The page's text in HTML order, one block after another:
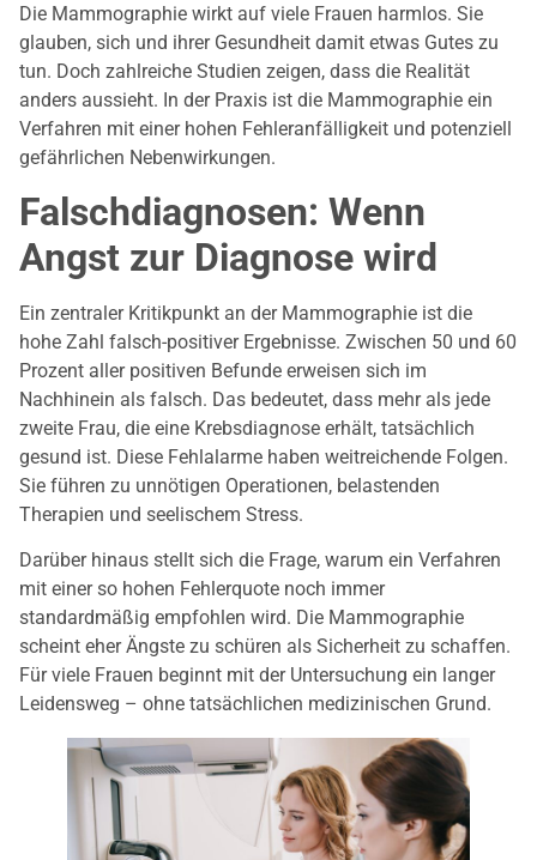
Die Mammographie wirkt auf viele Frauen harmlos. Sie
glauben, sich und ihrer Gesundheit damit etwas Gutes zu
tun. Doch zahlreiche Studien zeigen, dass die Realität
anders aussieht. In der Praxis ist die Mammographie ein
Verfahren mit einer hohen Fehleranfälligkeit und potenziell
gefährlichen Nebenwirkungen.
Falschdiagnosen: Wenn
Angst zur Diagnose wird
Ein zentraler Kritikpunkt an der Mammographie ist die
hohe Zahl falsch-positiver Ergebnisse. Zwischen 50 und 60
Prozent aller positiven Befunde erweisen sich im
Nachhinein als falsch. Das bedeutet, dass mehr als jede
zweite Frau, die eine Krebsdiagnose erhält, tatsächlich
gesund ist. Diese Fehlalarme haben weitreichende Folgen.
Sie führen zu unnötigen Operationen, belastenden
Therapien und seelischem Stress.
Darüber hinaus stellt sich die Frage, warum ein Verfahren
mit einer so hohen Fehlerquote noch immer
standardmäßig empfohlen wird. Die Mammographie
scheint eher Ängste zu schüren als Sicherheit zu schaffen.
Für viele Frauen beginnt mit der Untersuchung ein langer
Leidensweg – ohne tatsächlichen medizinischen Grund.